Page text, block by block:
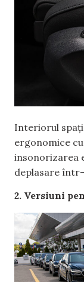
Interiorul
ergonomice
insonorizarea
deplasare
2. Versiuni